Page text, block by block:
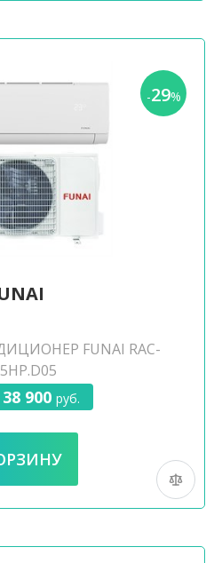
-29%
FUNAI RAC-
38 900 руб.